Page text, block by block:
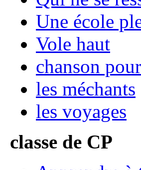
Une école
Vole haut
chanson
les méchants
les voyages
classe de CP